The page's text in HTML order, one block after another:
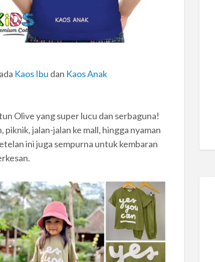
Kaos Ibu dan Kaos Anak
Olive yang super lucu dan serbaguna!
jalan-jalan ke mall, hingga nyaman
ini juga sempurna untuk kembaran